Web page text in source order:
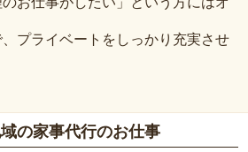
プライベートをしっかり充実させ
の家事代行のお仕事